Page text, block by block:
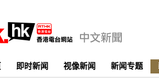
即时新闻 视像新闻 新闻专题